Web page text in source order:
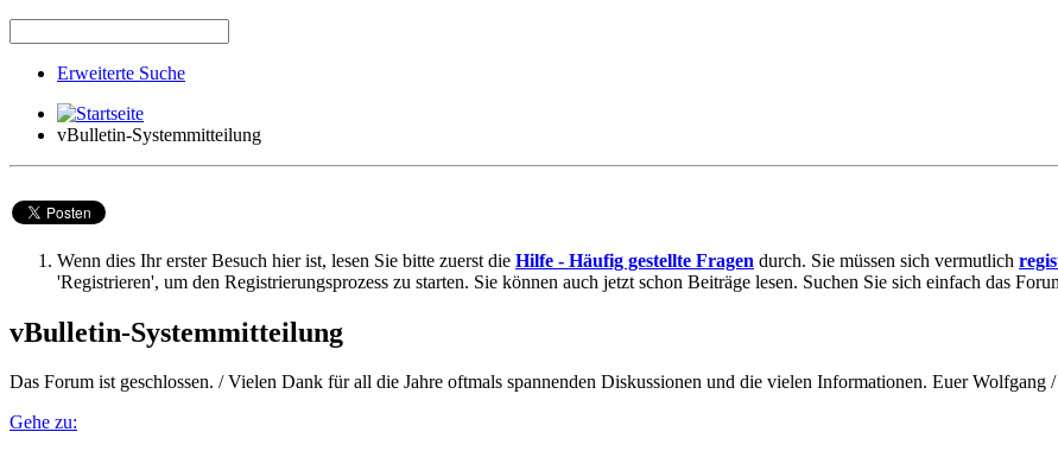
Erweiterte Suche
vBulletin-Systemmitteilung
Wenn dies Ihr erster Besuch hier ist, lesen Sie bitte zuerst die Hilfe - Häufig gestellte Fragen durch. Sie müssen sich vermutlich
'Registrieren', um den Registrierungsprozess zu starten. Sie können auch jetzt schon Beiträge lesen. Suchen Sie sich einfach das
vBulletin-Systemmitteilung
Das Forum ist geschlossen. / Vielen Dank für all die Jahre oftmals spannenden Diskussionen und die vielen Informationen. Euer
Gehe zu: